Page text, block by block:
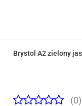
Brystol A2 zielony
(0)